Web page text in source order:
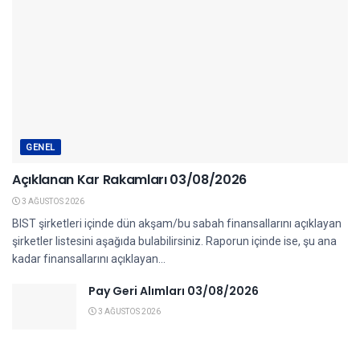
GENEL
Açıklanan Kar Rakamları 03/08/2026
3 AĞUSTOS 2026
BIST şirketleri içinde dün akşam/bu sabah finansallarını açıklayan
şirketler listesini aşağıda bulabilirsiniz. Raporun içinde ise, şu ana
kadar finansallarını açıklayan...
Pay Geri Alımları 03/08/2026
3 AĞUSTOS 2026